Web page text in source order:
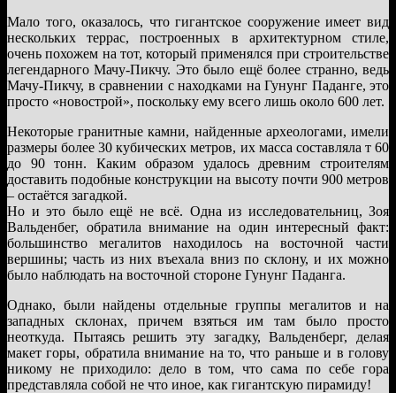
Мало того, оказалось, что гигантское сооружение имеет вид
нескольких террас, построенных в архитектурном стиле,
очень похожем на тот, который применялся при строительстве
легендарного Мачу-Пикчу. Это было ещё более странно, ведь
Мачу-Пикчу, в сравнении с находками на Гунунг Паданге, это
просто «новострой», поскольку ему всего лишь около 600 лет.
Некоторые гранитные камни, найденные археологами, имели
размеры более 30 кубических метров, их масса составляла т 60
до 90 тонн. Каким образом удалось древним строителям
доставить подобные конструкции на высоту почти 900 метров
– остаётся загадкой.
Но и это было ещё не всё. Одна из исследовательниц, Зоя
Вальденбег, обратила внимание на один интересный факт:
большинство мегалитов находилось на восточной части
вершины; часть из них въехала вниз по склону, и их можно
было наблюдать на восточной стороне Гунунг Паданга.
Однако, были найдены отдельные группы мегалитов и на
западных склонах, причем взяться им там было просто
неоткуда. Пытаясь решить эту загадку, Вальденберг, делая
макет горы, обратила внимание на то, что раньше и в голову
никому не приходило: дело в том, что сама по себе гора
представляла собой не что иное, как гигантскую пирамиду!